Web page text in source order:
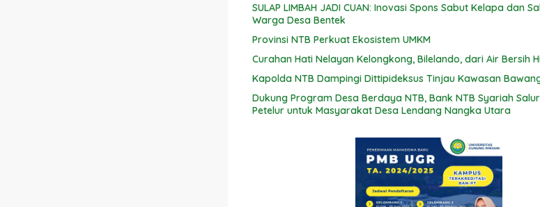
SULAP LIMBAH JADI CUAN: Inovasi Spons Sabut Kelapa dan
Warga Desa Bentek
Provinsi NTB Perkuat Ekosistem UMKM
Curahan Hati Nelayan Kelongkong, Bilelando, dari Air Bersih
Kapolda NTB Dampingi Dittipideksus Tinjau Kawasan
Dukung Program Desa Berdaya NTB, Bank NTB Syariah
Petelur untuk Masyarakat Desa Lendang Nangka Utara